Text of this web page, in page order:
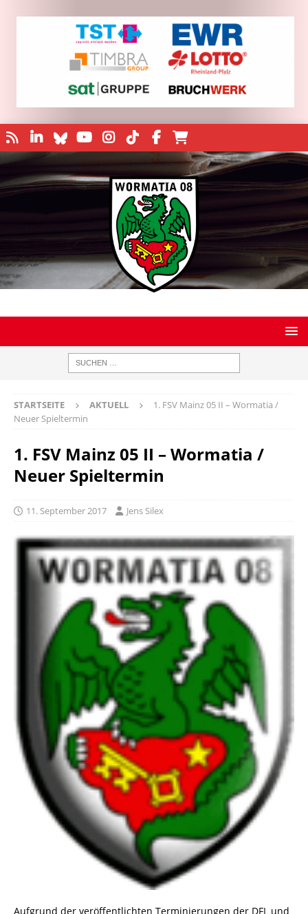
STARTSEITE AKTUELL
1. FSV Mainz 05 II – Wormatia /
Neuer Spieltermin
1. FSV Mainz 05 II – Wormatia /
Neuer Spieltermin
11. September 2017 Jens Silex
Aufgrund der veröffentlichten Terminierungen der DFL und